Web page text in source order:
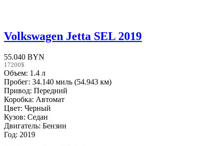
Volkswagen Jetta SEL 2019
55.040 BYN
17200$
Объем: 1.4 л
Пробег: 34.140 миль (54.943 км)
Привод: Передний
Коробка: Автомат
Цвет: Черный
Кузов: Седан
Двигатель: Бензин
Год: 2019